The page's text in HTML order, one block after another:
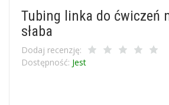
Tubing linka do ćwiczeń
słaba
Dodaj recenzję:
Dostępność: Jest